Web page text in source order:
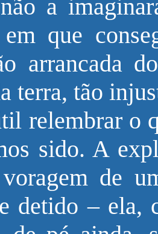
a
em que
arrancada
terra, tão
relembrar o
sido. A
de
detido – ela,